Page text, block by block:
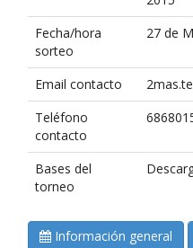
Fecha/hora
sorteo
27 de
Email contacto
Teléfono
contacto
Bases del
torneo
Información general